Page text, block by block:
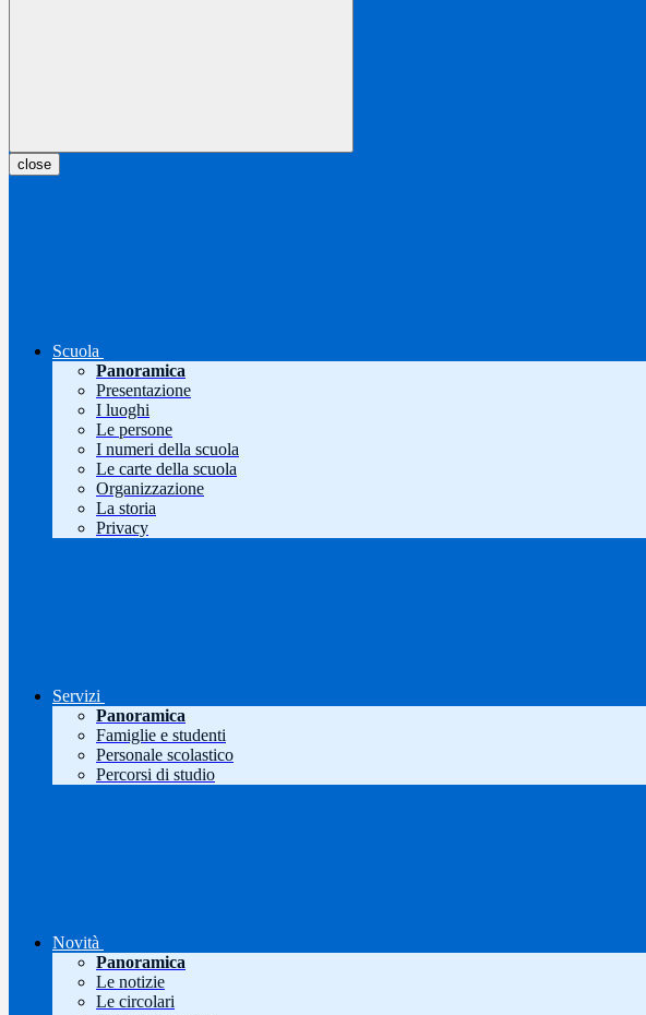
close
Scuola
Panoramica
Presentazione
I luoghi
Le persone
I numeri della scuola
Le carte della scuola
Organizzazione
La storia
Privacy
Servizi
Panoramica
Famiglie e studenti
Personale scolastico
Percorsi di studio
Novità
Panoramica
Le notizie
Le circolari